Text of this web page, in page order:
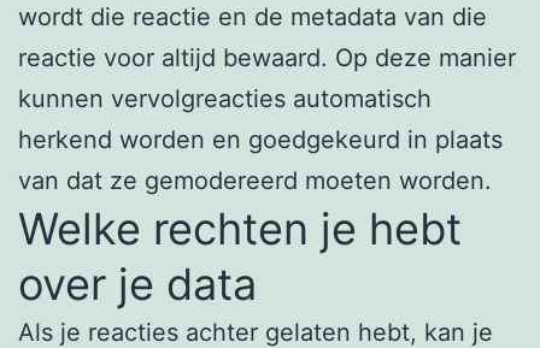
wordt die reactie en de metadata van die
reactie voor altijd bewaard. Op deze manier
kunnen vervolgreacties automatisch
herkend worden en goedgekeurd in plaats
van dat ze gemodereerd moeten worden.
Welke rechten je hebt
over je data
Als je reacties achter gelaten hebt, kan je